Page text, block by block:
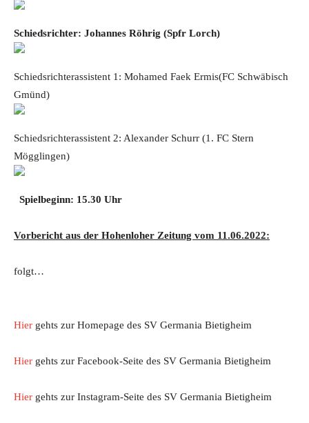
Schiedsrichter: Johannes Röhrig (Spfr Lorch)
Schiedsrichterassistent 1: Mohamed Faek Ermis(FC Schwäbisch
Gmünd)
Schiedsrichterassistent 2: Alexander Schurr (1. FC Stern
Mögglingen)
Spielbeginn: 15.30 Uhr
Vorbericht aus der Hohenloher Zeitung vom 11.06.2022:
folgt…
Hier gehts zur Homepage des SV Germania Bietigheim
Hier gehts zur Facebook-Seite des SV Germania Bietigheim
Hier gehts zur Instagram-Seite des SV Germania Bietigheim